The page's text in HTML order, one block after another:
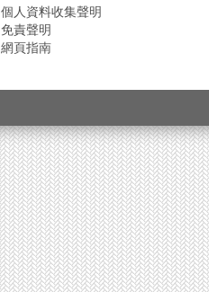
個人資料收集聲明
免責聲明
網頁指南